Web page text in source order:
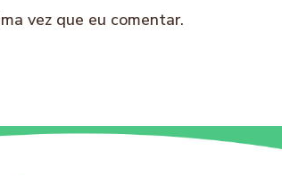
vez que eu comentar.